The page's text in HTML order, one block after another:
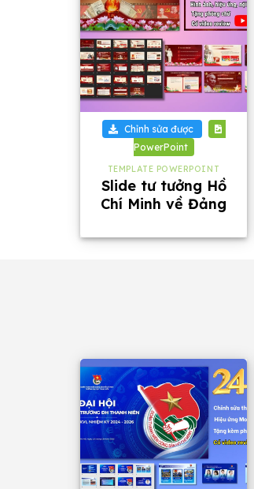
+
Chỉnh sửa được
PowerPoint
TEMPLATE POWERPOINT
Slide tư tưởng Hồ
Chí Minh về Đảng
dài 34 trang